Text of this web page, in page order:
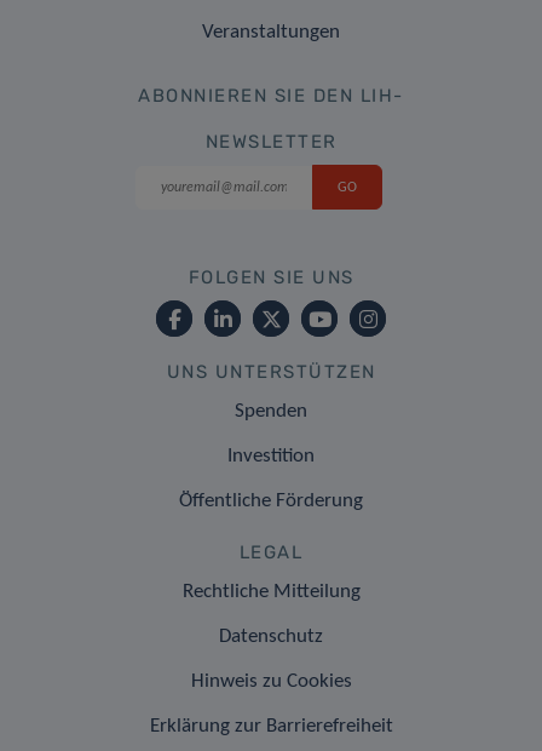
Veranstaltungen
ABONNIEREN SIE DEN LIH-
NEWSLETTER
FOLGEN SIE UNS
UNS UNTERSTÜTZEN
Spenden
Investition
Öffentliche Förderung
LEGAL
Rechtliche Mitteilung
Datenschutz
Hinweis zu Cookies
Erklärung zur Barrierefreiheit